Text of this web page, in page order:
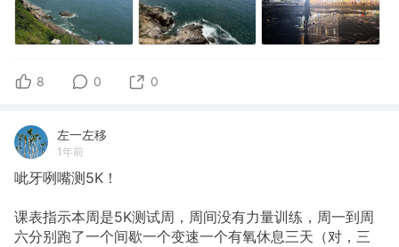
8 0 0
左一左移
1年前
呲牙咧嘴测5K！
课表指示本周是5K测试周，周间没有力量训练，周一到周
六分别跑了一个间歇一个变速一个有氧休息三天（对，三